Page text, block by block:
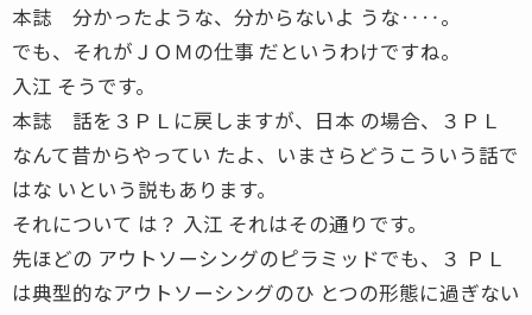
本誌 分かったような、分からないよ うな‥‥。
でも、それがＪＯＭの仕事 だというわけですね。
入江 そうです。
本誌 話を３ＰＬに戻しますが、日本 の場合、３ＰＬ
なんて昔からやってい たよ、いまさらどうこういう話で
はな いという説もあります。
それについて は？ 入江 それはその通りです。
先ほどの アウトソーシングのピラミッドでも、３ ＰＬ
は典型的なアウトソーシングのひ とつの形態に過ぎない